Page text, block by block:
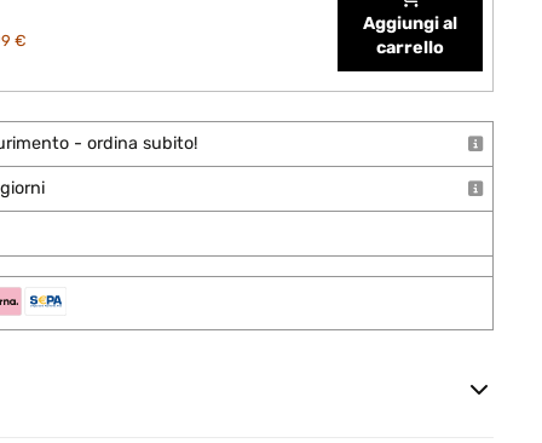
€
Aggiungi al
carrello
- ordina subito!